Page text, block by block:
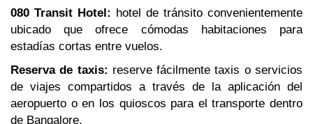
080 Transit Hotel: hotel de tránsito convenientemente
ubicado que ofrece cómodas habitaciones para
estadías cortas entre vuelos.
Reserva de taxis: reserve fácilmente taxis o servicios
de viajes compartidos a través de la aplicación del
aeropuerto o en los quioscos para el transporte dentro
de Bangalore.